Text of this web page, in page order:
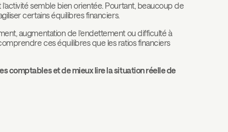
semble bien orientée. Pourtant, beaucoup de
certains équilibres financiers.
augmentation de l’endettement ou difficulté à
ces équilibres que les ratios financiers
comptables et de mieux lire la situation réelle de